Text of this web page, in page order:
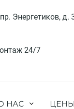
Энергетиков, д.
24/7
НАС ЦЕНЫ